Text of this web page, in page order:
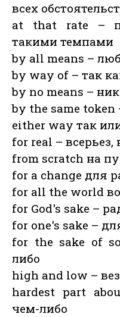
всех
at that rate –
такими темпами
by all means –
by way of – так
by no means –
by the same
either way так
for real –
from scratch на
for a change для
for all the world
for God's sake –
for one's sake –
for the sake of
либо
high and low –
hardest part
чем-либо